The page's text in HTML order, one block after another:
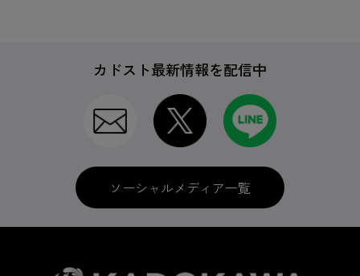
カドスト最新情報を配信中
ソーシャルメディア一覧